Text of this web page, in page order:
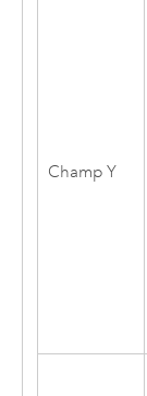
Champ Y